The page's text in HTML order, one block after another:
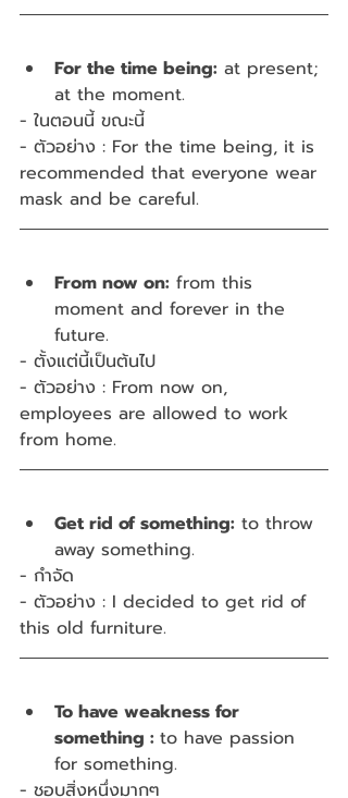
For the time being: at present;
at the moment.
- ในตอนนี้ ขณะนี้
- ตัวอย่าง : For the time being, it is
recommended that everyone wear
mask and be careful.
From now on: from this
moment and forever in the
future.
- ตั้งแต่นี้เป็นต้นไป
- ตัวอย่าง : From now on,
employees are allowed to work
from home.
Get rid of something: to throw
away something.
- กำจัด
- ตัวอย่าง : I decided to get rid of
this old furniture.
To have weakness for
something : to have passion
for something.
- ชอบสิ่งหนึ่งมากๆ